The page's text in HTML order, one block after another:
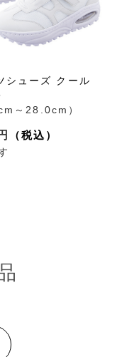
シューズ クール
～28.0cm）